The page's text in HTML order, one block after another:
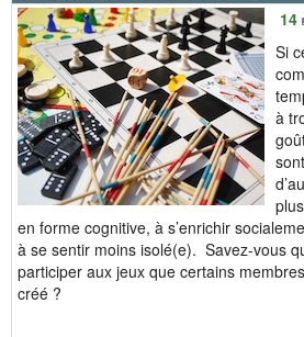
14
Si
à
en forme cognitive, à s’enrichir
à se sentir moins isolé(e). Savez-vous
participer aux jeux que certains
créé ?